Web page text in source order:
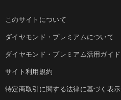
このサイトについて
ダイヤモンド・プレミアムについて
ダイヤモンド・プレミアム活用ガイド
サイト利用規約
特定商取引に関する法律に基づく表示